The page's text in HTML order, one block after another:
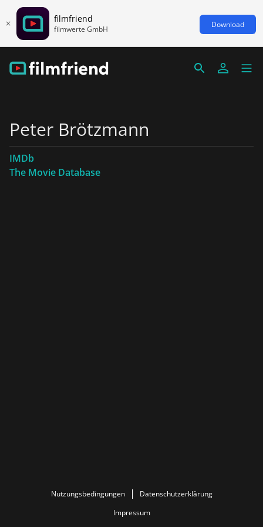
filmfriend
filmwerte GmbH Download
Peter Brötzmann
IMDb
The Movie Database
Nutzungsbedingungen
Datenschutzerklärung
Impressum